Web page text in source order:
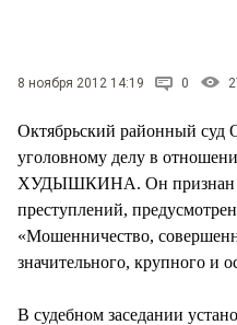
8 ноября 2012 14:19 0
Октябрьский районный суд
уголовному делу в
ХУДЫШКИНА. Он признан
преступлений,
«Мошенничество,
значительного, крупного и
В судебном заседании